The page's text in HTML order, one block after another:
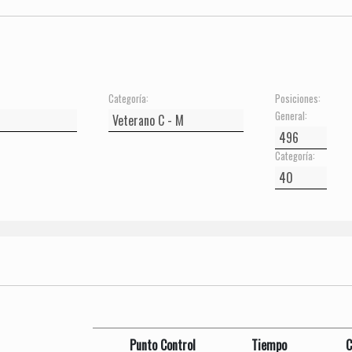
Categoría:
Posiciones:
General:
Categoría:
Punto Control Tiempo